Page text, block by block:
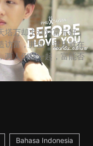
塔万却主动对富示好，
访富，并且一进房就在
两人倒在一起，富能否
Bahasa Indonesia